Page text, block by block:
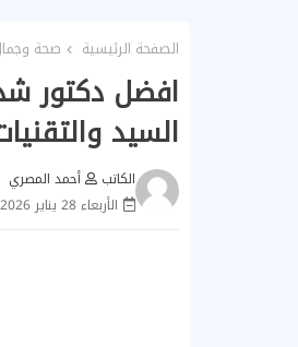
الصفحة الرئيسية صحة
السيد
الكاتب
أحمد المصري
الأربعاء 28 يناير 2026